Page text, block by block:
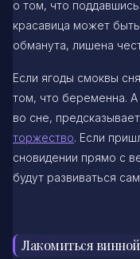
о том, что
красавица может
обманута, лишена
Если ягоды смоквы
том, что беременна.
во сне,
торжество. Если
сновидении прямо с
будут развиваться
Лакомиться